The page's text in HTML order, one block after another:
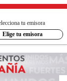
tu emisora
Elige tu emisora